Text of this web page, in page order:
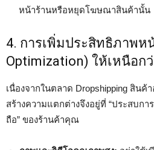
หน้าร้านหรือหยุดโฆษณาสินค้านั้น
4. การเพิ่มประสิทธิภาพห
Optimization) ให้เหนือก
เนื่องจากในตลาด Dropshipping สิน
สร้างความแตกต่างจึงอยู่ที่ “ประสบกา
ถือ” ของร้านค้าคุณ